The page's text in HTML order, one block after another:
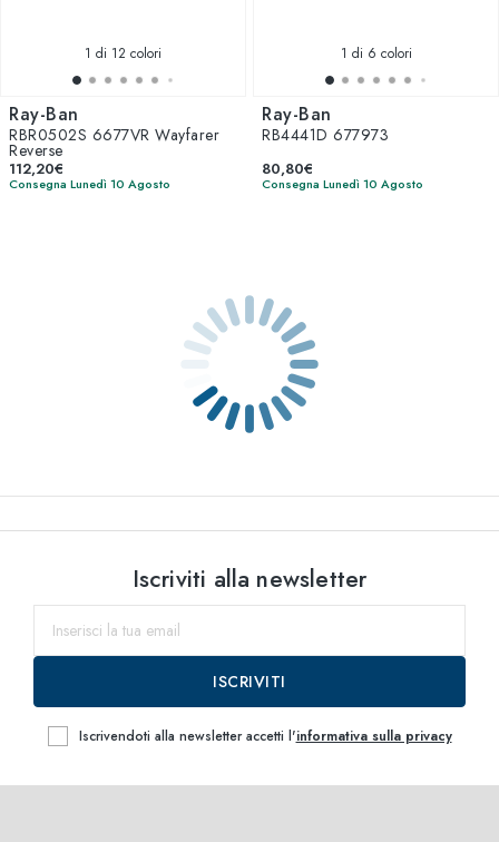
1 di 12 colori
Ray-Ban
RBR0502S 6677VR Wayfarer
Reverse
112,20€
Consegna Lunedì 10 Agosto
1 di 6 colori
Ray-Ban
RB4441D 677973
80,80€
Consegna Lunedì 10 Agosto
Iscriviti alla newsletter
ISCRIVITI
Iscrivendoti alla newsletter accetti l'informativa sulla privacy